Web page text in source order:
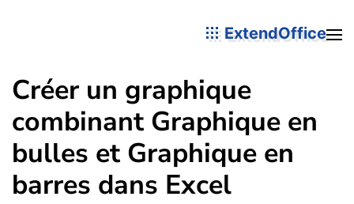
ExtendOffice
Créer un graphique
combinant Graphique en
bulles et Graphique en
barres dans Excel